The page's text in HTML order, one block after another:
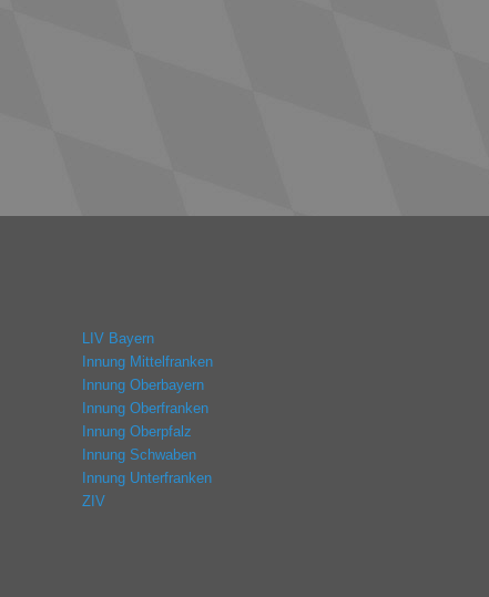
LIV Bayern
Innung Mittelfranken
Innung Oberbayern
Innung Oberfranken
Innung Oberpfalz
Innung Schwaben
Innung Unterfranken
ZIV